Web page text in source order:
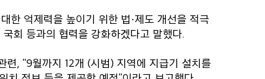
한 억제력을 높이기 위한 법·제도 개선을 적극
회 등과의 협력을 강화하겠다고 말했다.
, "9월까지 12개 (시범) 지역에 지급기 설치를